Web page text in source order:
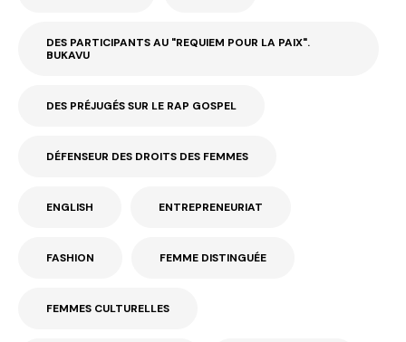
DES PARTICIPANTS AU "REQUIEM POUR LA PAIX".
BUKAVU
DES PRÉJUGÉS SUR LE RAP GOSPEL
DÉFENSEUR DES DROITS DES FEMMES
ENGLISH ENTREPRENEURIAT
FASHION FEMME DISTINGUÉE
FEMMES CULTURELLES